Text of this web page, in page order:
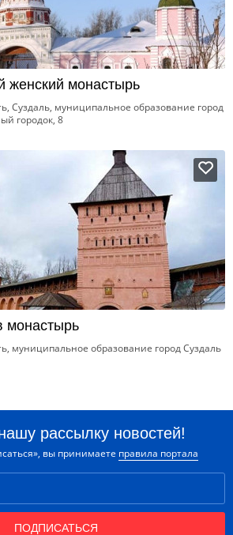
женский монастырь
Суздаль, муниципальное образование город
городок, 8
монастырь
муниципальное образование город Суздаль
рассылку новостей!
вы принимаете правила портала
ПОДПИСАТЬСЯ